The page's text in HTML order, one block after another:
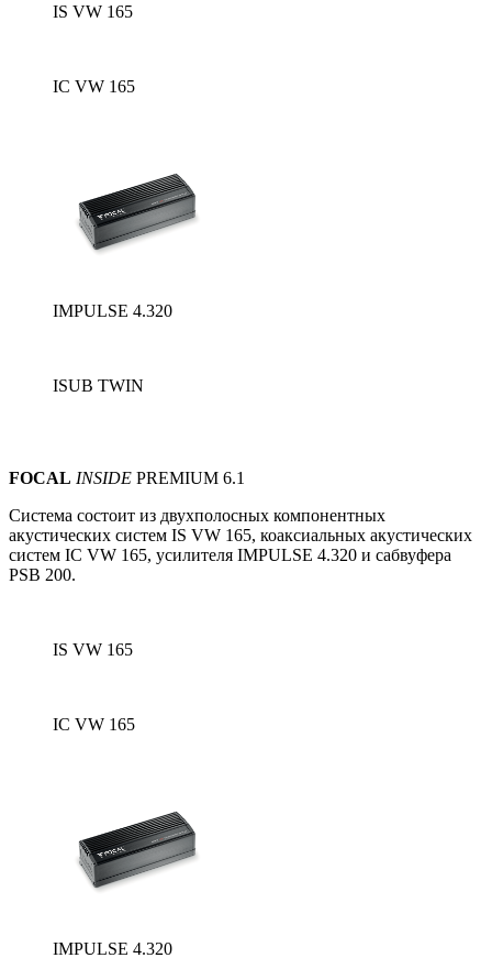
IS VW 165
IC VW 165
IMPULSE 4.320
ISUB TWIN
FOCAL INSIDE PREMIUM 6.1
Система состоит из двухполосных компонентных
акустических систем IS VW 165, коаксиальных акустических
систем IC VW 165, усилителя IMPULSE 4.320 и сабвуфера
PSB 200.
IS VW 165
IC VW 165
IMPULSE 4.320